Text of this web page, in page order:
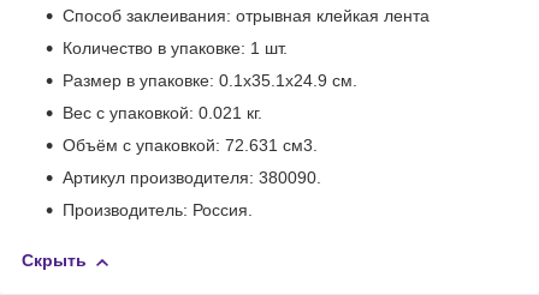
Способ заклеивания: отрывная клейкая лента
Количество в упаковке: 1 шт.
Размер в упаковке: 0.1x35.1x24.9 см.
Вес с упаковкой: 0.021 кг.
Объём с упаковкой: 72.631 см3.
Артикул производителя: 380090.
Производитель: Россия.
Скрыть